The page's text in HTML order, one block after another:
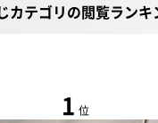
カテゴリの閲覧ランキ
1 位